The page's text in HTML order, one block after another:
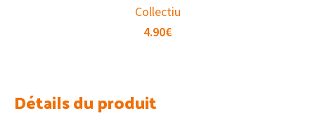
Collectiu
4.90€
Détails du produit